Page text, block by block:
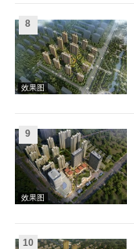
效果图
8
9
10